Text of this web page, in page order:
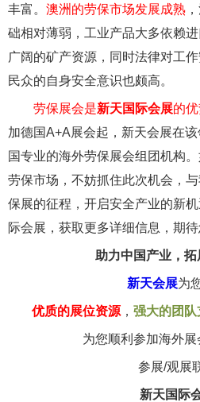
丰富。 澳洲的劳保市场发展成熟
础相对薄弱，工业产品大多依赖
广阔的矿产资源，同时法律对工
民众的自身安全意识也颇高。
劳保展会是新天国际会展的优
加德国A+A展会起，新天会展在
国专业的海外劳保展会组团机构
劳保市场，不妨抓住此次机会，
保展的征程，开启安全产业的新
际会展，获取更多详细信息，期待
助力中国产业，
新天会展为
优质的展位资源 ， 强大的团队
为您顺利参加海外展
参展/观展
新天国际